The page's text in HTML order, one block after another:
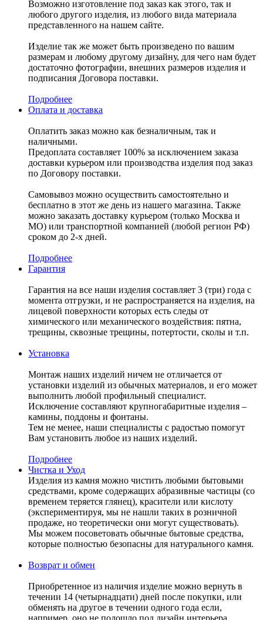
Возможно изготовление под заказ как этого, так и
любого другого изделия, из любого вида материала
представленного на нашем сайте.
Изделие так же может быть произведено по вашим
размерам и любому другому дизайну, для чего нам будет
достаточно фотографии, внешних размеров изделия и
подписания Договора поставки.
Подробнее
Оплата и доставка
Оплатить заказ можно как безналичным, так и
наличными.
Предоплата составляет 100% за исключением заказа
доставки курьером или производства изделия под заказ
по Договору поставки.
Самовывоз можно осуществить самостоятельно и
бесплатно в этот же день из нашего магазина. Также
можно заказать доставку курьером (только Москва и
МО) или транспортной компанией (любой регион РФ)
сроком до 2-х дней.
Подробнее
Гарантия
Гарантия на все наши изделия составляет 3 (три) года с
момента отгрузки, и не распространяется на изделия, на
лицевой поверхности которых есть следы от
химического или механического воздействия: пятна,
трещины, сквозные трещины, потертости, сколы и т.п.
Установка
Монтаж наших изделий ничем не отличается от
установки изделий из обычных материалов, и его может
выполнить любой профильный специалист.
Исключение составляют крупногабаритные изделия –
камины, поддоны и фонтаны.
Тем не менее, наши специалисты с радостью помогут
Вам установить любое из наших изделий.
Подробнее
Чистка и Уход
Изделия из камня можно чистить любыми бытовыми
средствами, кроме содержащих абразивные частицы (со
временем теряется глянец), красители или кислоту
(экспериментируя, мы не нашли таких в розничной
продаже, но теоретически они могут существовать).
Мы можем посоветовать обычные бытовые средства,
которые полностью безопасны для натурального камня.
Возврат и обмен
Приобретенное из наличия изделие можно вернуть в
течении 14 (четырнадцати) дней после покупки, или
обменять на другое в течении одного года если,
например, оно не подошло под дизайн интерьера